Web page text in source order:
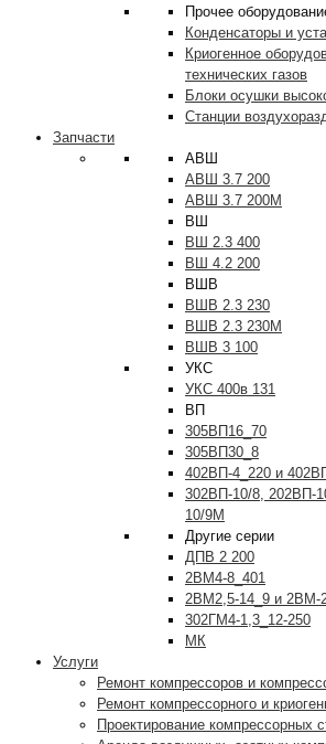
Прочее
Конденсаторы и
Криогенное
технических газов
Блоки осушки
Станции
Запчасти
АВШ
АВШ 3.7 200
АВШ 3.7 200М
ВШ
ВШ 2.3 400
ВШ 4.2 200
ВШВ
ВШВ 2.3 230
ВШВ 2.3 230М
ВШВ 3 100
УКС
УКС 400в 131
ВП
305ВП16_70
305ВП30_8
402ВП-4_220 и
302ВП-10/8, 202ВП-
10/9М
Другие серии
ДПВ 2 200
2ВМ4-8_401
2ВМ2,5-14_9 и 2ВМ-
302ГМ4-1,3_12-250
МК
Услуги
Ремонт компрессоров и
Ремонт компрессорного и
Проектирование компрессорных